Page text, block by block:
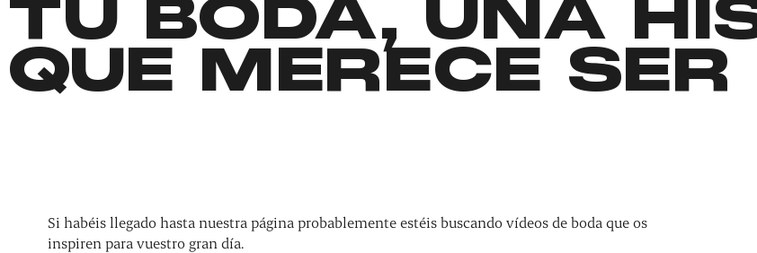
TU BODA, UNA
QUE MERECE
Si habéis llegado hasta nuestra página probablemente estéis buscando vídeos de boda que os
inspiren para vuestro gran día.